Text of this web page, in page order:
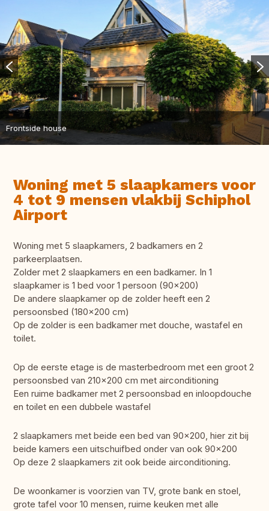
Frontside house
Woning met 5 slaapkamers voor
4 tot 9 mensen vlakbij Schiphol
Airport
Woning met 5 slaapkamers, 2 badkamers en 2
parkeerplaatsen.
Zolder met 2 slaapkamers en een badkamer. In 1
slaapkamer is 1 bed voor 1 persoon (90x200)
De andere slaapkamer op de zolder heeft een 2
persoonsbed (180x200 cm)
Op de zolder is een badkamer met douche, wastafel en
toilet.
Op de eerste etage is de masterbedroom met een groot 2
persoonsbed van 210x200 cm met airconditioning
Een ruime badkamer met 2 persoonsbad en inloopdouche
en toilet en een dubbele wastafel
2 slaapkamers met beide een bed van 90x200, hier zit bij
beide kamers een uitschuifbed onder van ook 90x200
Op deze 2 slaapkamers zit ook beide airconditioning.
De woonkamer is voorzien van TV, grote bank en stoel,
grote tafel voor 10 mensen, ruime keuken met alle